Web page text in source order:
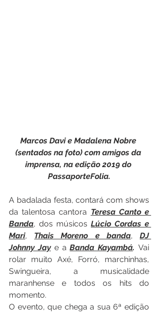
Marcos Davi e Madalena Nobre
(sentados na foto) com amigos da
imprensa, na edição 2019 do
PassaporteFolia.
A badalada festa, contará com shows
da talentosa cantora Teresa Canto e
Banda, dos músicos Lúcio Cordas e
Mari, Thais Moreno e banda, DJ
Johnny Jay e a Banda Kayambá. Vai
rolar muito Axé, Forró, marchinhas,
Swingueira, a musicalidade
maranhense e todos os hits do
momento.
O evento, que chega a sua 6ª edição